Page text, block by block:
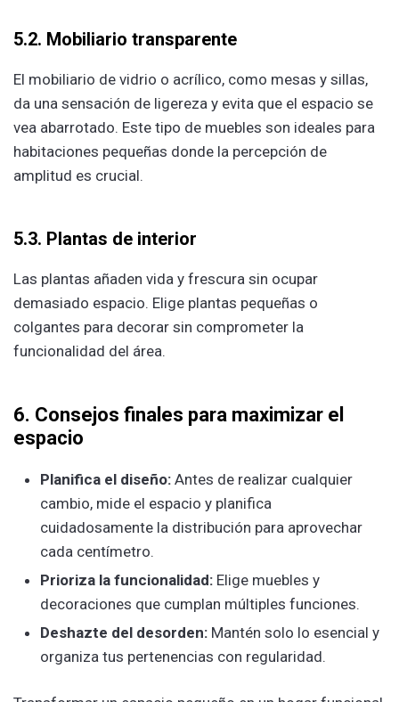
5.2. Mobiliario transparente
El mobiliario de vidrio o acrílico, como mesas y sillas,
da una sensación de ligereza y evita que el espacio se
vea abarrotado. Este tipo de muebles son ideales para
habitaciones pequeñas donde la percepción de
amplitud es crucial.
5.3. Plantas de interior
Las plantas añaden vida y frescura sin ocupar
demasiado espacio. Elige plantas pequeñas o
colgantes para decorar sin comprometer la
funcionalidad del área.
6. Consejos finales para maximizar el
espacio
Planifica el diseño: Antes de realizar cualquier
cambio, mide el espacio y planifica
cuidadosamente la distribución para aprovechar
cada centímetro.
Prioriza la funcionalidad: Elige muebles y
decoraciones que cumplan múltiples funciones.
Deshazte del desorden: Mantén solo lo esencial y
organiza tus pertenencias con regularidad.